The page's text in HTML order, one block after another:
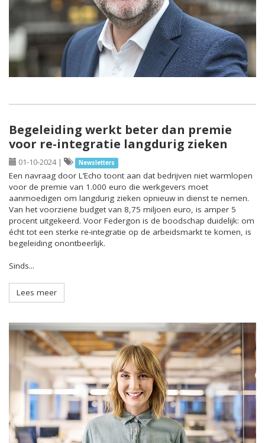
Begeleiding werkt beter dan premie
voor re-integratie langdurig zieken
01-10-2024 | Newsletters
Een navraag door L’Echo toont aan dat bedrijven niet warmlopen
voor de premie van 1.000 euro die werkgevers moet
aanmoedigen om langdurig zieken opnieuw in dienst te nemen.
Van het voorziene budget van 8,75 miljoen euro, is amper 5
procent uitgekeerd. Voor Federgon is de boodschap duidelijk: om
écht tot een sterke re-integratie op de arbeidsmarkt te komen, is
begeleiding onontbeerlijk.
Sinds...
Lees meer